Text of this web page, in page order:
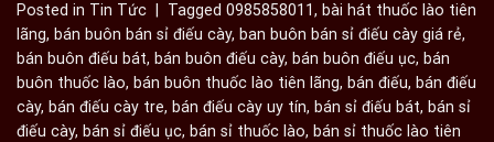
Posted in Tin Tức Tagged 0985858011, bài hát thuốc lào tiên
lãng, bán buôn bán sỉ điếu cày, ban buôn bán sỉ điếu cày giá rẻ,
bán buôn điếu bát, bán buôn điếu cày, bán buôn điếu ục, bán
buôn thuốc lào, bán buôn thuốc lào tiên lãng, bán điếu, bán điếu
cày, bán điếu cày tre, bán điếu cày uy tín, bán sỉ điếu bát, bán sỉ
điếu cày, bán sỉ điếu ục, bán sỉ thuốc lào, bán sỉ thuốc lào tiên